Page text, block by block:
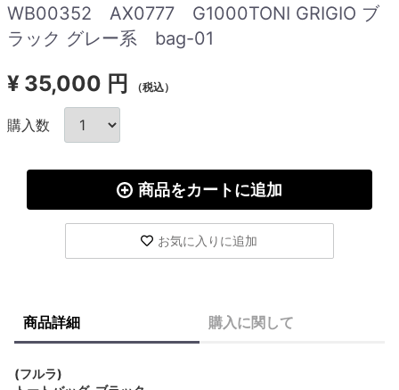
WB00352 AX0777 G1000TONI GRIGIO ブ
ラック グレー系 bag-01
¥ 35,000 円 （税込）
購入数
商品をカートに追加
お気に入りに追加
商品詳細 購入に関して
(フルラ)